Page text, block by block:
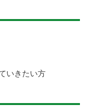
いきたい方